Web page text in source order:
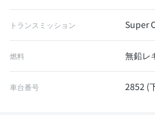
トランスミッション Super
燃料 無鉛レ
車台番号 2852 (